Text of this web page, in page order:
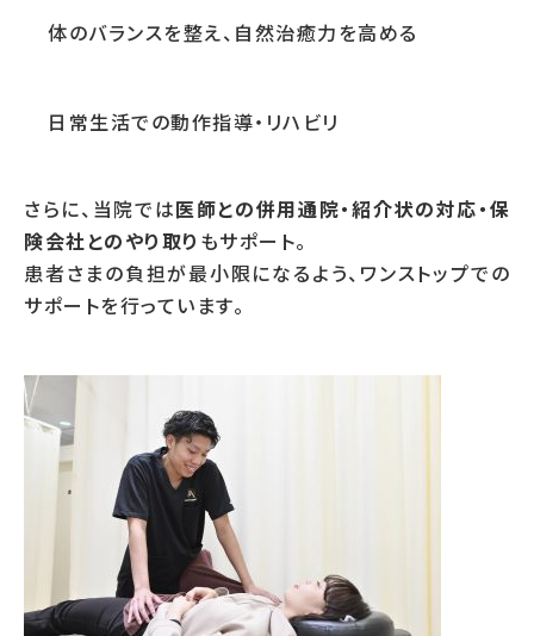
体のバランスを整え、自然治癒力を高める
日常生活での動作指導・リハビリ
さらに、当院では医師との併用通院・紹介状の対応・保
険会社とのやり取り もサポート。
患者さまの負担が最小限になるよう、ワンストップでの
サポートを行っています。